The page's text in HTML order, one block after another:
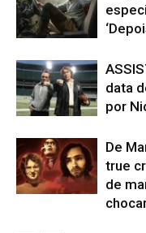
data
por
De
true
de